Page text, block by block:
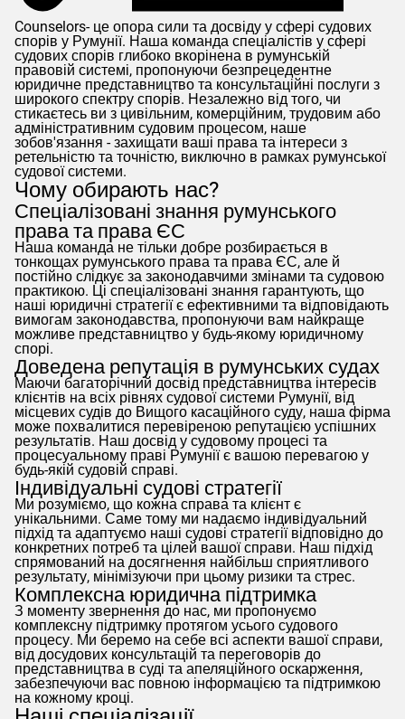
Counselors- це опора сили та досвіду у сфері судових
спорів у Румунії. Наша команда спеціалістів у сфері
судових спорів глибоко вкорінена в румунській
правовій системі, пропонуючи безпрецедентне
юридичне представництво та консультаційні послуги з
широкого спектру спорів. Незалежно від того, чи
стикаєтесь ви з цивільним, комерційним, трудовим або
адміністративним судовим процесом, наше
зобов'язання - захищати ваші права та інтереси з
ретельністю та точністю, виключно в рамках румунської
судової системи.
Чому обирають нас?
Спеціалізовані знання румунського
права та права ЄС
Наша команда не тільки добре розбирається в
тонкощах румунського права та права ЄС, але й
постійно слідкує за законодавчими змінами та судовою
практикою. Ці спеціалізовані знання гарантують, що
наші юридичні стратегії є ефективними та відповідають
вимогам законодавства, пропонуючи вам найкраще
можливе представництво у будь-якому юридичному
спорі.
Доведена репутація в румунських судах
Маючи багаторічний досвід представництва інтересів
клієнтів на всіх рівнях судової системи Румунії, від
місцевих судів до Вищого касаційного суду, наша фірма
може похвалитися перевіреною репутацією успішних
результатів. Наш досвід у судовому процесі та
процесуальному праві Румунії є вашою перевагою у
будь-якій судовій справі.
Індивідуальні судові стратегії
Ми розуміємо, що кожна справа та клієнт є
унікальними. Саме тому ми надаємо індивідуальний
підхід та адаптуємо наші судові стратегії відповідно до
конкретних потреб та цілей вашої справи. Наш підхід
спрямований на досягнення найбільш сприятливого
результату, мінімізуючи при цьому ризики та стрес.
Комплексна юридична підтримка
З моменту звернення до нас, ми пропонуємо
комплексну підтримку протягом усього судового
процесу. Ми беремо на себе всі аспекти вашої справи,
від досудових консультацій та переговорів до
представництва в суді та апеляційного оскарження,
забезпечуючи вас повною інформацією та підтримкою
на кожному кроці.